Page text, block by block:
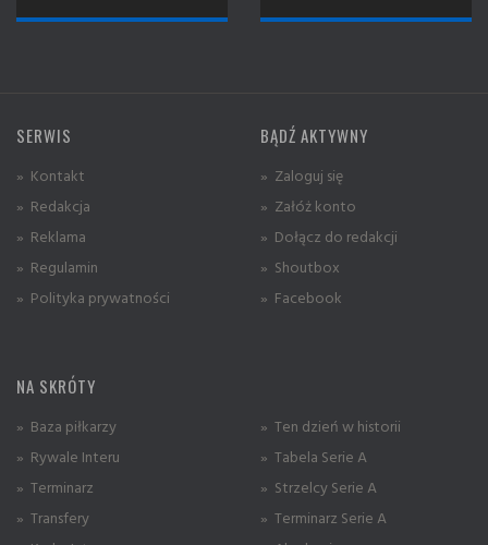
SERWIS
» Kontakt
» Redakcja
» Reklama
» Regulamin
» Polityka prywatności
BĄDŹ AKTYWNY
» Zaloguj się
» Załóż konto
» Dołącz do redakcji
» Shoutbox
» Facebook
NA SKRÓTY
» Baza piłkarzy
» Rywale Interu
» Terminarz
» Transfery
» Ten dzień w historii
» Tabela Serie A
» Strzelcy Serie A
» Terminarz Serie A